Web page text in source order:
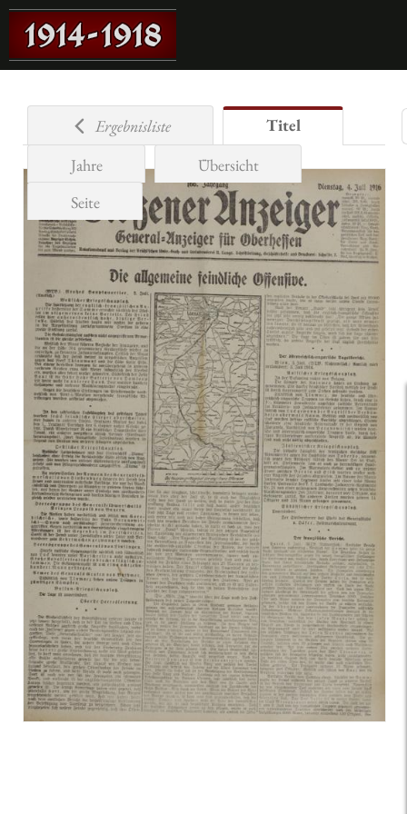
Ergebnisliste
Titel
Jahre
Übersicht
Seite